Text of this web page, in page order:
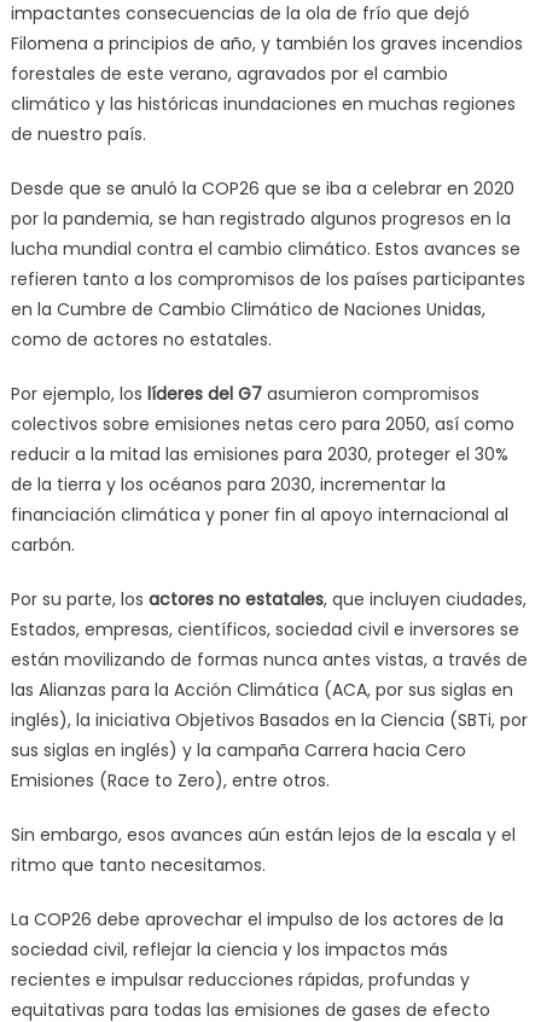
impactantes consecuencias de la ola de frío que dejó
Filomena a principios de año, y también los graves incendios
forestales de este verano, agravados por el cambio
climático y las históricas inundaciones en muchas regiones
de nuestro país.
Desde que se anuló la COP26 que se iba a celebrar en 2020
por la pandemia, se han registrado algunos progresos en la
lucha mundial contra el cambio climático. Estos avances se
refieren tanto a los compromisos de los países participantes
en la Cumbre de Cambio Climático de Naciones Unidas,
como de actores no estatales.
Por ejemplo, los líderes del G7asumieron compromisos
colectivos sobre emisiones netas cero para 2050, así como
reducir a la mitad las emisiones para 2030, proteger el 30%
de la tierra y los océanos para 2030, incrementar la
financiación climática y poner fin al apoyo internacional al
carbón.
Por su parte, los actores no estatales, que incluyen ciudades,
Estados, empresas, científicos, sociedad civil e inversores se
están movilizando de formas nunca antes vistas, a través de
las Alianzas para la Acción Climática (ACA, por sus siglas en
inglés), la iniciativa Objetivos Basados en la Ciencia (SBTi, por
sus siglas en inglés) y la campaña Carrera hacia Cero
Emisiones (Race to Zero), entre otros.
Sin embargo, esos avances aún están lejos de la escala y el
ritmo que tanto necesitamos.
La COP26 debe aprovechar el impulso de los actores de la
sociedad civil, reflejar la ciencia y los impactos más
recientes e impulsar reducciones rápidas, profundas y
equitativas para todas las emisiones de gases de efecto